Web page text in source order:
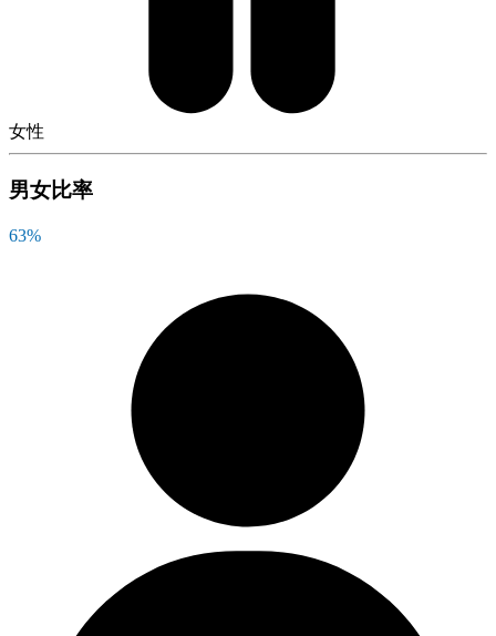
女性
男女比率
63%